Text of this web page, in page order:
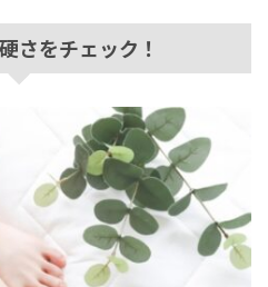
さをチェック！